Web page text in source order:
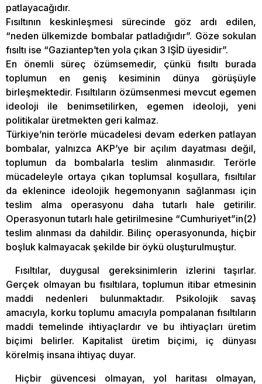
patlayacağıdır.
Fısıltının keskinleşmesi sürecinde göz ardı edilen,
“neden ülkemizde bombalar patladığıdır”. Göze sokulan
fısıltı ise “Gaziantep’ten yola çıkan 3 IŞİD üyesidir”.
En önemli süreç özümsemedir, çünkü fısıltı burada
toplumun en geniş kesiminin dünya görüşüyle
birleşmektedir. Fısıltıların özümsenmesi mevcut egemen
ideoloji ile benimsetilirken, egemen ideoloji, yeni
politikalar üretmekten geri kalmaz.
Türkiye’nin terörle mücadelesi devam ederken patlayan
bombalar, yalnızca AKP’ye bir açılım dayatması değil,
toplumun da bombalarla teslim alınmasıdır. Terörle
mücadeleyle ortaya çıkan toplumsal koşullara, fısıltılar
da eklenince ideolojik hegemonyanın sağlanması için
teslim alma operasyonu daha tutarlı hale getirilir.
Operasyonun tutarlı hale getirilmesine “Cumhuriyet”in(2)
teslim alınması da dahildir. Bilinç operasyonunda, hiçbir
boşluk kalmayacak şekilde bir öykü oluşturulmuştur.
Fısıltılar, duygusal gereksinimlerin izlerini taşırlar.
Gerçek olmayan bu fısıltılara, toplumun itibar etmesinin
maddi nedenleri bulunmaktadır. Psikolojik savaş
amacıyla, korku toplumu amacıyla pompalanan fısıltıların
maddi temelinde ihtiyaçlardır ve bu ihtiyaçları üretim
biçimi belirler. Kapitalist üretim biçimi, iç dünyası
körelmiş insana ihtiyaç duyar.
Hiçbir güvencesi olmayan, yol haritası olmayan,